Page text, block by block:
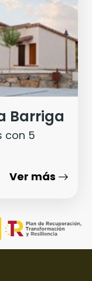
Barriga
con 5
Ver más